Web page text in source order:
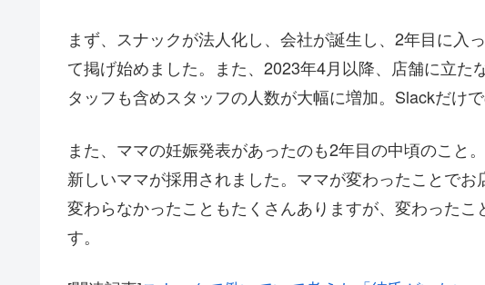
まず、スナックが法人化し、会社が誕生し、2年目に入
て掲げ始めました。また、2023年4月以降、店舗に立た
タッフも含めスタッフの人数が大幅に増加。Slackだけ
また、ママの妊娠発表があったのも2年目の中頃のこと
新しいママが採用されました。ママが変わったことでお
変わらなかったこともたくさんありますが、変わった
す。